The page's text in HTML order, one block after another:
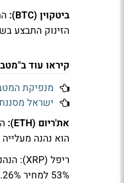
ביטקוין (BTC):
הזינוק התבצע
קיראו עוד
מנפיקת המטבע
ישראל
את'ריום (ETH):
הוא נהנה מעלייה של 7% בשבוע האחרון ונסחר כעת תמורת
ריפל (XRP):